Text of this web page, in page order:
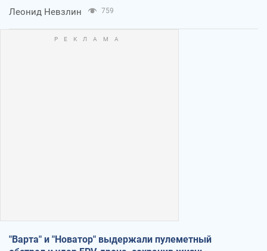
Леонид Невзлин 759
"Варта" и "Новатор" выдержали пулеметный